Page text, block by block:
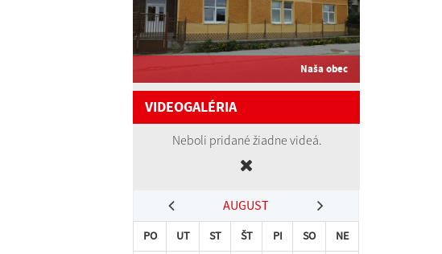
Naša obec
VIDEOGALÉRIA
Neboli pridané žiadne videá.
AUGUST
PO UT ST ŠT PI SO
NE